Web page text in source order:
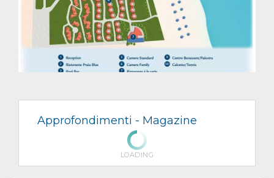
Approfondimenti - Magazine
LOADING